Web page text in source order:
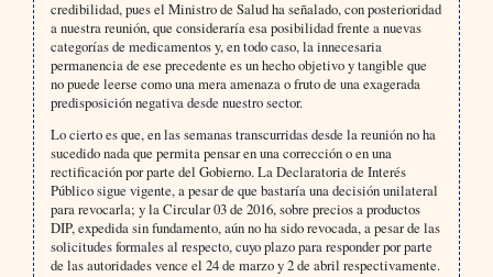
credibilidad, pues el Ministro de Salud ha señalado, con posterioridad
a nuestra reunión, que consideraría esa posibilidad frente a nuevas
categorías de medicamentos y, en todo caso, la innecesaria
permanencia de ese precedente es un hecho objetivo y tangible que
no puede leerse como una mera amenaza o fruto de una exagerada
predisposición negativa desde nuestro sector.
Lo cierto es que, en las semanas transcurridas desde la reunión no ha
sucedido nada que permita pensar en una corrección o en una
rectificación por parte del Gobierno. La Declaratoria de Interés
Público sigue vigente, a pesar de que bastaría una decisión unilateral
para revocarla; y la Circular 03 de 2016, sobre precios a productos
DIP, expedida sin fundamento, aún no ha sido revocada, a pesar de las
solicitudes formales al respecto, cuyo plazo para responder por parte
de las autoridades vence el 24 de marzo y 2 de abril respectivamente.